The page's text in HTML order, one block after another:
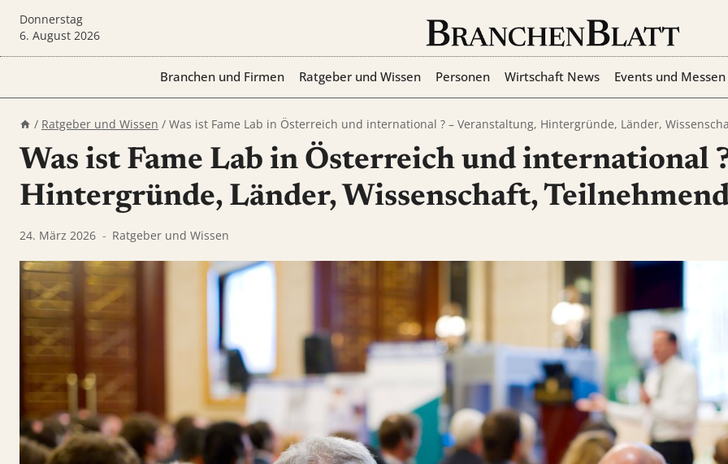
Inhalt
springen
Donnerstag
6. August 2026
Branchen und Firmen Ratgeber und Wissen Personen Wirtschaft News Events und Messen
/ Ratgeber und Wissen / Was ist Fame Lab in Österreich und international ? – Veranstaltung, Hintergründe, Länder,
Was ist Fame Lab in Österreich und international
Hintergründe, Länder, Wissenschaft,
24. März 2026 Ratgeber und Wissen